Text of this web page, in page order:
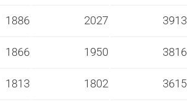
1886 2027 3913
1866 1950 3816
1813 1802 3615